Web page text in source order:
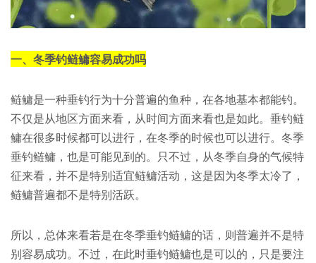
一、冬季钓鲢鳙容易成功吗
鲢鳙是一种垂钓行为十分普遍的鱼种，在各地基本都能钓。
不仅是从地区方面来看，从时间方面来看也是如此。垂钓鲢
鳙在很多时候都可以进行，在冬季的时候也可以进行。冬季
垂钓鲢鳙，也是可能见到的。只不过，从冬季自身的气候特
征来看，并不是特别适宜鲢鳙活动，这是因为冬季太冷了，
鲢鳙普遍都不是特别活跃。
所以，总体来看若是在冬季垂钓鲢鳙的话，则普遍并不是特
别容易成功。不过，在此时垂钓鲢鳙也是可以的，只是要注